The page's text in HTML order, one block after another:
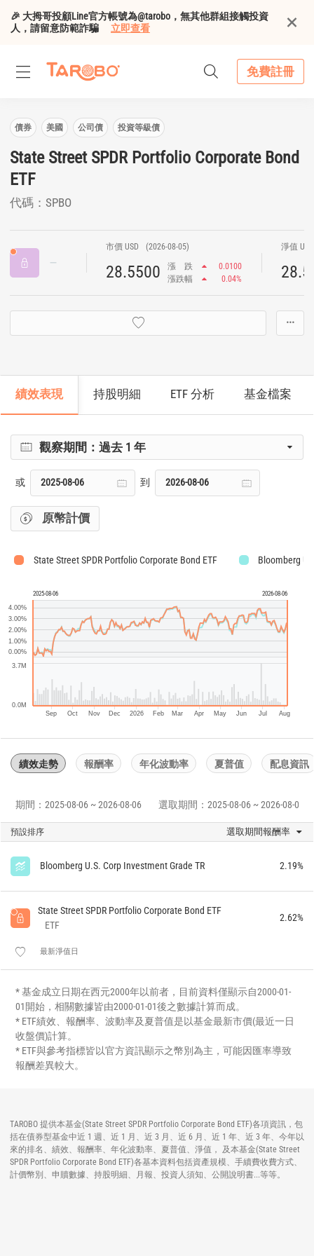
🎉 大拇哥投顧Line官方帳號為@tarobo，無其他群組接觸投資
人，請留意防範詐騙
立即查看
免費註冊
債券 美國 公司債 投資等級債
State Street SPDR Portfolio Corporate Bond
ETF
代碼：SPBO
市價 USD (2026-08-05)
28.5500 漲 跌
0.0100
漲跌幅
0.04%
淨值
···
績效表現 持股明細 ETF 分析 基金檔案
觀察期間：過去 1 年
或 到
原幣計價
State Street SPDR Portfolio Corporate Bond ETF Bloomberg
2025-08-06 2026-08-06
Sep Oct Nov Dec 2026 Feb Mar Apr May Jun Jul Aug
0.0M
3.7M
0.00%
1.00%
2.00%
3.00%
4.00%
績效走勢 報酬率 年化波動率 夏普值 配息資訊
期間：2025-08-06 ~ 2026-08-06 選取期間：2025-08-06 ~ 2026-08-06
預設排序 選取期間報酬率
Bloomberg U.S. Corp Investment Grade TR 2.19%
State Street SPDR Portfolio Corporate Bond ETF
ETF
2.62%
最新淨值日
* 基金成立日期在西元2000年以前者，目前資料僅顯示自2000-01-
01開始，相關數據皆由2000-01-01後之數據計算而成。
* ETF績效、報酬率、波動率及夏普值是以基金最新市價(最近一日
收盤價)計算。
* ETF與參考指標皆以官方資訊顯示之幣別為主，可能因匯率導致
報酬差異較大。
TAROBO 提供本基金(State Street SPDR Portfolio Corporate Bond ETF)各項資訊，包
括在債券型基金中近 1 週、近 1 月、近 3 月、近 6 月、近 1 年、近 3 年、今年以
來的排名、績效、報酬率、年化波動率、夏普值、淨值， 及本基金(State Street
SPDR Portfolio Corporate Bond ETF)各基本資料包括資產規模、手續費收費方式、
計價幣別、申贖數據、持股明細、月報、投資人須知、公開說明書...等等。